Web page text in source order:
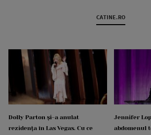
CATINE.RO
Dolly Parton și-a anulat
rezidența în Las Vegas. Cu ce
Jennifer
abdomenul